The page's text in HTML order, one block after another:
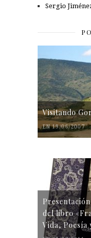
Sergio
Visitando
EN 19/06/2007
del libro
Vida, Poesía